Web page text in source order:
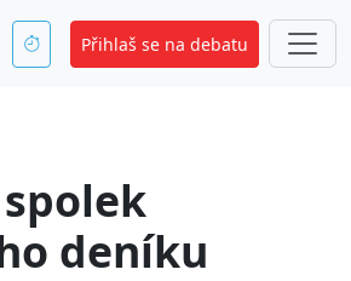
Přihlaš se na debatu
deníku